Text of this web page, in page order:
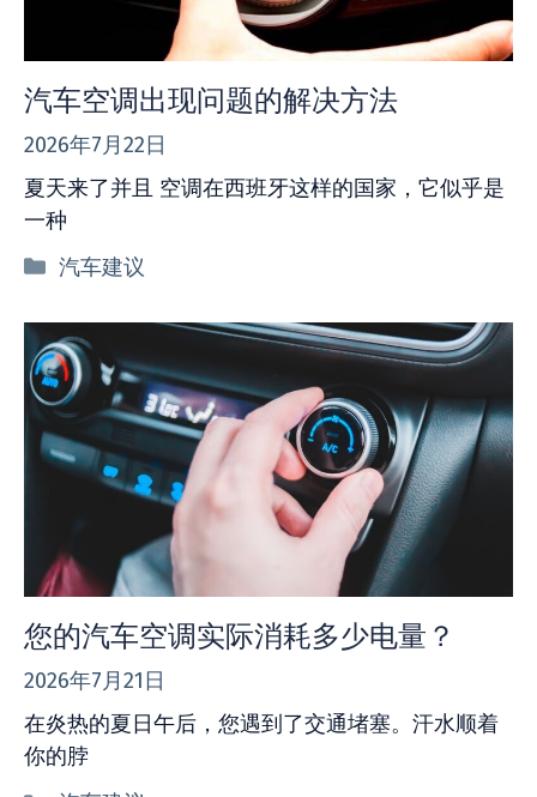
汽车空调出现问题的解决方法
2026年7月22日
夏天来了并且 空调在西班牙这样的国家，它似乎是
一种
分
汽车建议
您的汽车空调实际消耗多少电量？
2026年7月21日
在炎热的夏日午后，您遇到了交通堵塞。汗水顺着
你的脖